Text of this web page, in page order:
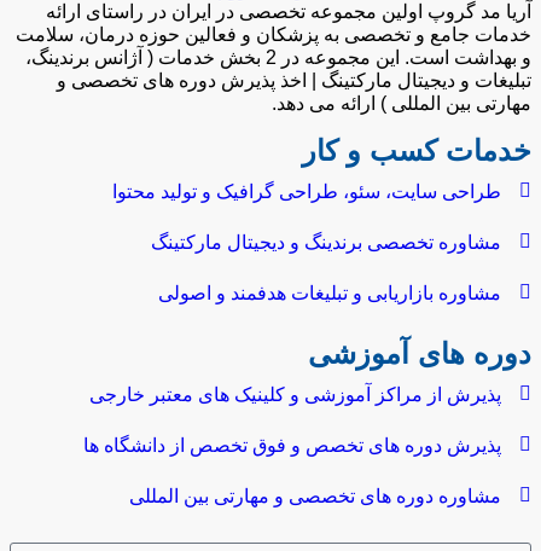
آریا مد گروپ اولین مجموعه تخصصی در ایران در راستای ارائه
خدمات جامع و تخصصی به پزشکان و فعالین حوزه درمان، سلامت
و بهداشت است. این مجموعه در 2 بخش خدمات ( آژانس برندینگ،
تبلیغات و دیجیتال مارکتینگ | اخذ پذیرش دوره های تخصصی و
مهارتی بین المللی ) ارائه می دهد.
خدمات کسب و کار
طراحی سایت، سئو، طراحی گرافیک و تولید محتوا
مشاوره تخصصی برندینگ و دیجیتال مارکتینگ
مشاوره بازاریابی و تبلیغات هدفمند و اصولی
دوره های آموزشی
پذیرش از مراکز آموزشی و کلینیک های معتبر خارجی
پذیرش دوره های تخصص و فوق تخصص از دانشگاه ها
مشاوره دوره های تخصصی و مهارتی بین المللی